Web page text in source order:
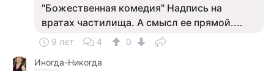
"Божественная комедия" Надпись на
вратах частилища. А смысл ее прямой....
9 лет 4
0
Иногда-Никогда